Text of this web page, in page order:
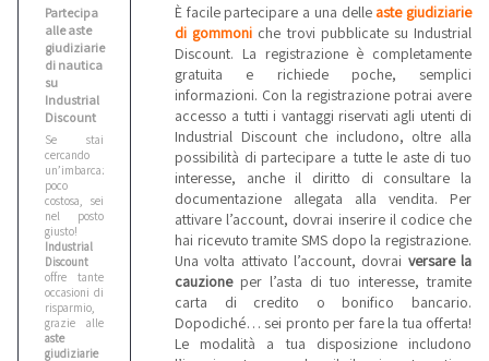
Partecipa
alle aste
giudiziarie
di nautica
su
Industrial
Discount
Se stai
cercando
un’imbarcazione
poco
costosa, sei
nel posto
giusto!
Industrial
Discount
offre tante
occasioni di
risparmio,
grazie alle
aste
giudiziarie
È facile partecipare a una delle aste giudiziarie
di gommoni che trovi pubblicate su Industrial
Discount. La registrazione è completamente
gratuita e richiede poche, semplici
informazioni. Con la registrazione potrai avere
accesso a tutti i vantaggi riservati agli utenti di
Industrial Discount che includono, oltre alla
possibilità di partecipare a tutte le aste di tuo
interesse, anche il diritto di consultare la
documentazione allegata alla vendita. Per
attivare l’account, dovrai inserire il codice che
hai ricevuto tramite SMS dopo la registrazione.
Una volta attivato l’account, dovrai versare la
cauzioneper l’asta di tuo interesse, tramite
carta di credito o bonifico bancario.
Dopodiché… sei pronto per fare la tua offerta!
Le modalità a tua disposizione includono